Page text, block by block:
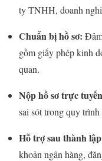
ty TNHH, doanh
Chuẩn bị hồ sơ:
gồm giấy phép kinh
quan.
Nộp hồ sơ trực
sai sót trong quy
Hỗ trợ sau thành
khoản ngân hàng,